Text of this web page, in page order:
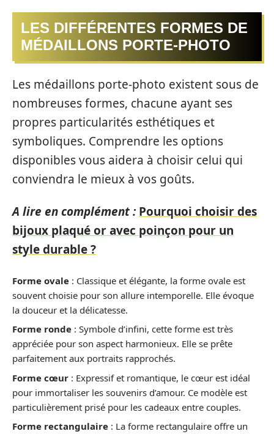
LES DIFFÉRENTES FORMES DE
MÉDAILLONS PORTE-PHOTO
Les médaillons porte-photo existent sous de
nombreuses formes, chacune ayant ses
propres particularités esthétiques et
symboliques. Comprendre les options
disponibles vous aidera à choisir celui qui
conviendra le mieux à vos goûts.
A lire en complément : Pourquoi choisir des
bijoux plaqué or avec poinçon pour un
style durable ?
Forme ovale : Classique et élégante, la forme ovale est
souvent choisie pour son allure intemporelle. Elle évoque
la douceur et la délicatesse.
Forme ronde : Symbole d’infini, cette forme est très
appréciée pour son aspect harmonieux. Elle se prête
parfaitement aux portraits rapprochés.
Forme cœur : Expressif et romantique, le cœur est idéal
pour immortaliser les souvenirs d’amour. Ce modèle est
particulièrement prisé pour les cadeaux entre couples.
Forme rectangulaire : La forme rectangulaire offre un